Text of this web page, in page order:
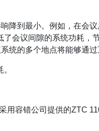
降到最小。例如，在会
会议间隙的系统功耗
统的多个地点将能够通
用容错公司提供的ZTC